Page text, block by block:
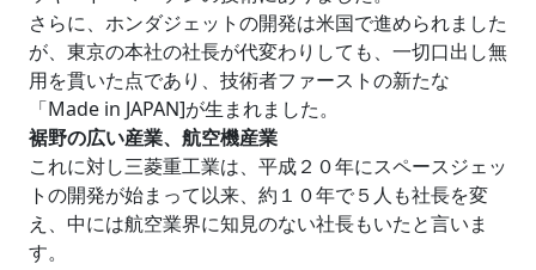
さらに、ホンダジェットの開発は米国で進められました
が、東京の本社の社長が代変わりしても、一切口出し無
用を貫いた点であり、技術者ファーストの新たな
「Made in JAPAN]が生まれました。
裾野の広い産業、航空機産業
これに対し三菱重工業は、平成２０年にスペースジェッ
トの開発が始まって以来、約１０年で５人も社長を変
え、中には航空業界に知見のない社長もいたと言いま
す。